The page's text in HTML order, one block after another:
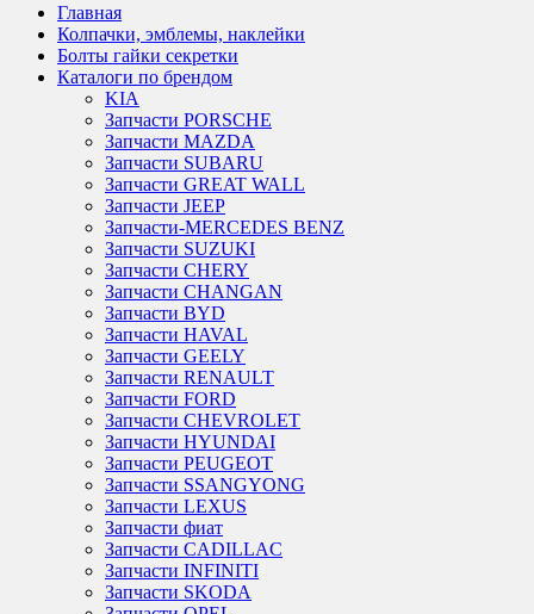
Главная
Колпачки, эмблемы, наклейки
Болты гайки секретки
Каталоги по брендом
KIA
Запчасти PORSCHE
Запчасти MAZDA
Запчасти SUBARU
Запчасти GREAT WALL
Запчасти JEEP
Запчасти-MERCEDES BENZ
Запчасти SUZUKI
Запчасти CHERY
Запчасти CHANGAN
Запчасти BYD
Запчасти HAVAL
Запчасти GEELY
Запчасти RENAULT
Запчасти FORD
Запчасти CHEVROLET
Запчасти HYUNDAI
Запчасти PEUGEOT
Запчасти SSANGYONG
Запчасти LEXUS
Запчасти фиат
Запчасти CADILLAC
Запчасти INFINITI
Запчасти SKODA